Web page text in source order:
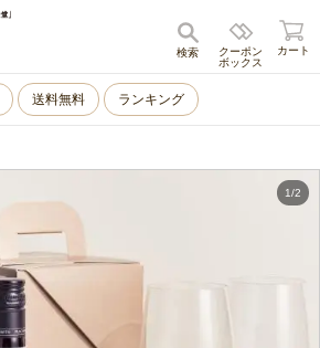
キャンセル
クーポン
ボックス
検索 カート
送料無料 ランキング
1/2